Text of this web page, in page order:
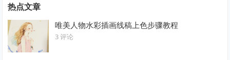
热点文章
唯美人物水彩插画线稿上色步骤教程
3 评论